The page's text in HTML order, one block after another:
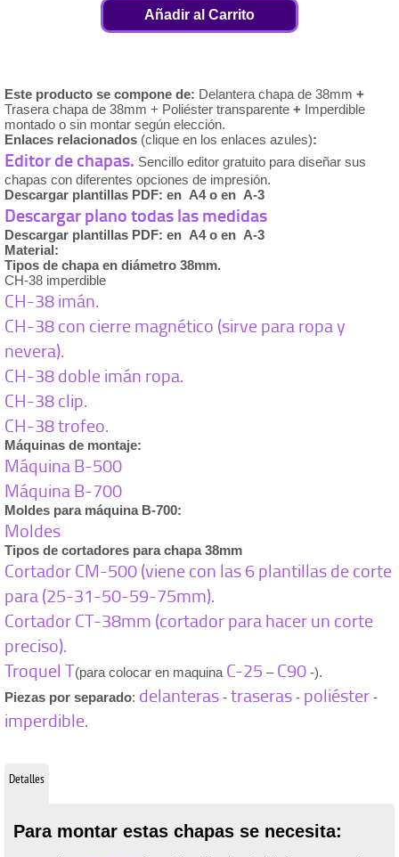
Añadir al Carrito
Este producto se compone de: Delantera chapa de 38mm +
Trasera chapa de 38mm + Poliéster transparente + Imperdible
montado o sin montar según elección.
Enlaces relacionados (clique en los enlaces azules):
Editor de chapas. Sencillo editor gratuito para diseñar sus
chapas con diferentes opciones de impresión.
Descargar plantillas PDF: en A4 o en A-3
Descargar plano todas las medidas
Descargar plantillas PDF: en A4 o en A-3
Material:
Tipos de chapa en diámetro 38mm.
CH-38 imperdible
CH-38 imán.
CH-38 con cierre magnético (sirve para ropa y
nevera).
CH-38 doble imán ropa.
CH-38 clip.
CH-38 trofeo.
Máquinas de montaje:
Máquina B-500
Máquina B-700
Moldes para máquina B-700:
Moldes
Tipos de cortadores para chapa 38mm
Cortador CM-500 (viene con las 6 plantillas de corte
para (25-31-50-59-75mm).
Cortador CT-38mm (cortador para hacer un corte
preciso).
Troquel T(para colocar en maquina C-25 – C90 -).
Piezas por separado: delanteras - traseras - poliéster -
imperdible.
Detalles
Para montar estas chapas se necesita: